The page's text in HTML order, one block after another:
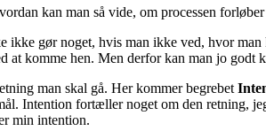
kan man så vide, om processen
ikke gør noget, hvis man ikke ved, hvor
at komme hen. Men derfor kan man jo
man skal gå. Her kommer begrebet
Intention fortæller noget om den retning,
min intention.